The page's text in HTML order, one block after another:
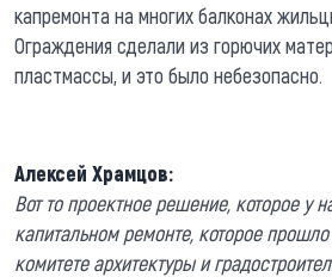
капремонта на многих балконах
Ограждения сделали из горючих
пластмассы, и это было небезопасно.
Алексей Храмцов:
Вот то проектное решение, которое у
капитальном ремонте, которое
комитете архитектуры и